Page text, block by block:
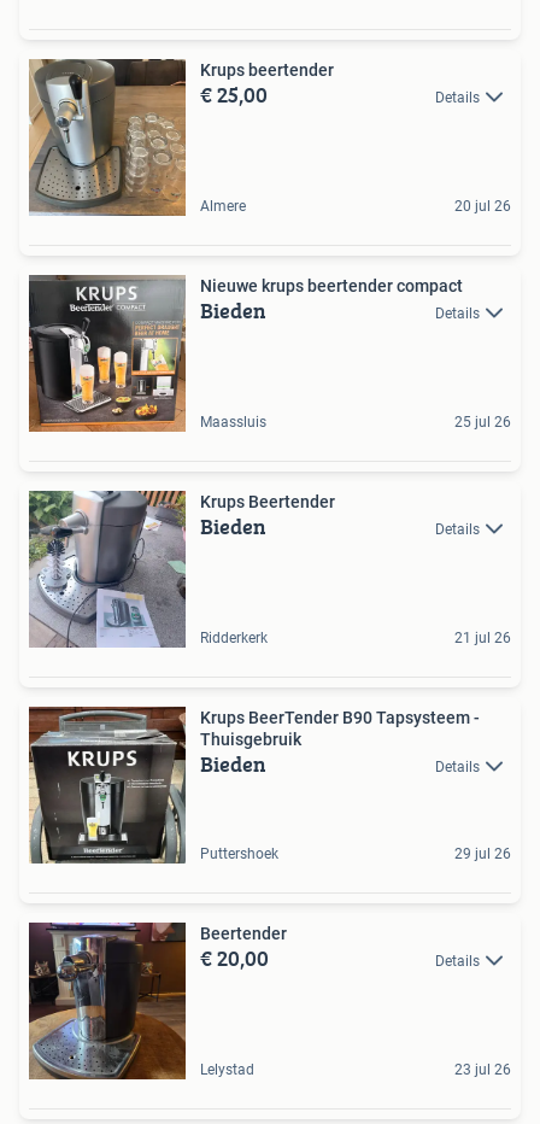
Krups beertender
€ 25,00 Details
Almere 20 jul 26
Nieuwe krups beertender compact
Bieden Details
Maassluis 25 jul 26
Krups Beertender
Bieden Details
Ridderkerk 21 jul 26
Krups BeerTender B90 Tapsysteem -
Thuisgebruik
Bieden Details
Puttershoek 29 jul 26
Beertender
€ 20,00 Details
Lelystad 23 jul 26